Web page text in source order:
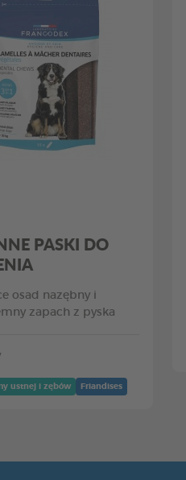
PASKI DO
osad nazębny i
zapach z pyska
ustnej i zębów Friandises